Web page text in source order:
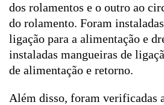
dos rolamentos e o outro ao
do rolamento. Foram
ligação para a alimentação e
instaladas mangueiras de
de alimentação e retorno.
Além disso, foram verificadas